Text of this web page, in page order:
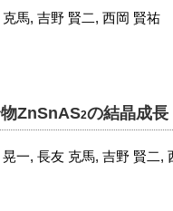
馬, 吉野 賢二, 西岡 賢祐
ZnSnAS2の結晶成長
一, 長友 克馬, 吉野 賢二,